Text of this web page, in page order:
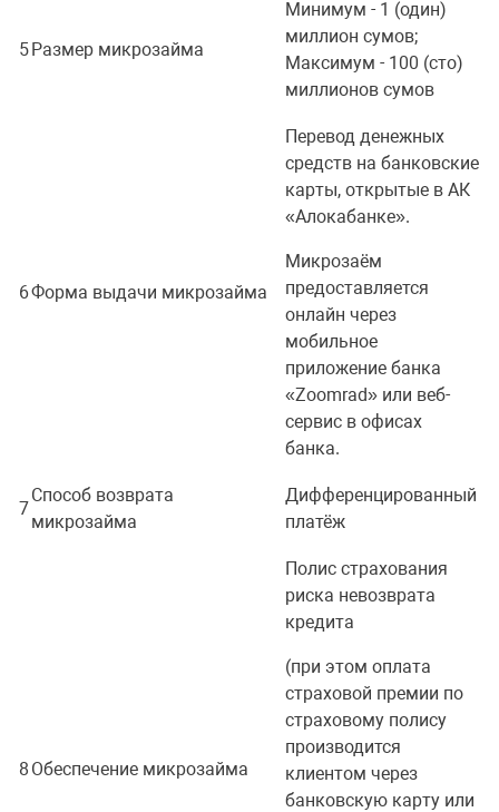
5Размер микрозайма
Минимум - 1 (один)
миллион сумов;
Максимум - 100 (сто)
миллионов сумов
6Форма выдачи микрозайма
Перевод денежных
средств на банковские
карты, открытые в АК
«Алокабанке».
Микрозаём
предоставляется
онлайн через
мобильное
приложение банка
«Zoomrad» или веб-
сервис в офисах
банка.
7
Способ возврата
микрозайма
Дифференцированный
платёж
8 Обеспечение микрозайма
Полис страхования
риска невозврата
кредита
(при этом оплата
страховой премии по
страховому полису
производится
клиентом через
банковскую карту или